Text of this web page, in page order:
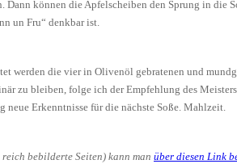
können die Apfelscheiben den Sprung in die
un Fru“ denkbar ist.
werden die vier in Olivenöl gebratenen und
zu bleiben, folge ich der Empfehlung des
Erkenntnisse für die nächste Soße. Mahlzeit.
bebilderte Seiten) kann man über diesen Link